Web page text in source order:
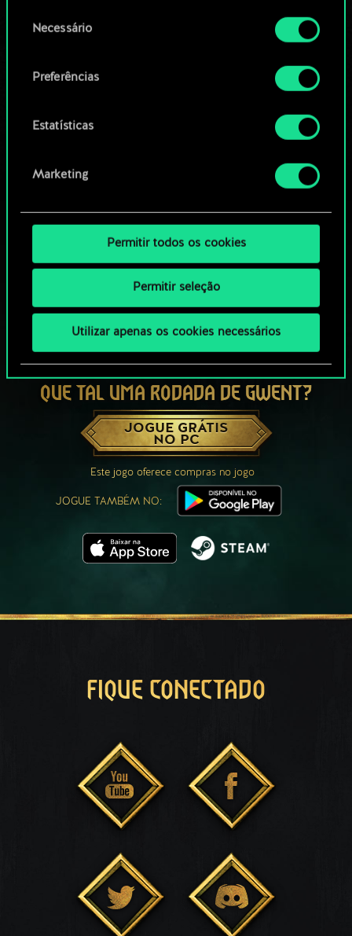
Você encontrará todos os detalhes sobre o uso
de cookies e poderá ajustar as suas preferências
no menu "Configurações" abaixo.
deNecessário
Preferências
Estatísticas
Marketing
Permitir todos os cookies
Permitir seleção
Utilizar apenas os cookies necessários
comunidade
QUE TAL UMA RODADA DE GWENT?
JOGUE GRÁTIS
NO PC
Este jogo oferece compras no jogo
JOGUE TAMBÉM NO:
FIQUE CONECTADO